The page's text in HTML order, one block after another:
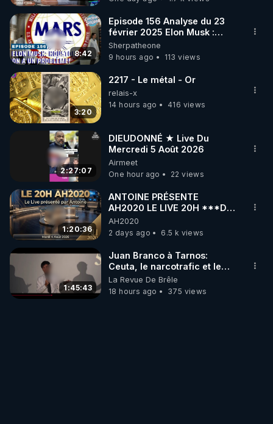
8:42
Episode 156 Analyse du 23
février 2025 Elon Musk :
Houston , on a un problème !
Sherpatheone
9 hours ago
113 views
3:20
2217 - Le métal - Or
relais-x
14 hours ago
416 views
2:27:07
DIEUDONNÉ ★ Live Du
Mercredi 5 Août 2026
Airmeet
One hour ago
22 views
1:20:36
ANTOINE PRÉSENTE
AH2020 LE LIVE 20H ***DU
04/08/2026*** 📷LE
GRAND RÉVEIL EST EN
MARCHE 📷
AH2020
2 days ago
6.5 k views
1:45:43
Juan Branco à Tarnos:
Ceuta, le narcotrafic et le
pouvoir en France
La Revue De Brêle
18 hours ago
375 views